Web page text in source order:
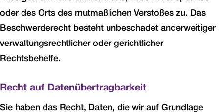
oder des Orts des mutmaßlichen Verstoßes zu. Das
Beschwerderecht besteht unbeschadet anderweitiger
verwaltungsrechtlicher oder gerichtlicher
Rechtsbehelfe.
Recht auf Daten­übertrag­barkeit
Sie haben das Recht, Daten, die wir auf Grundlage